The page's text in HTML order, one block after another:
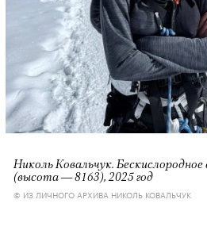
Николь Ковальчук.
(высота — 8163), 2025 год
© ИЗ ЛИЧНОГО АРХИВА НИКОЛЬ КОВАЛЬЧУК